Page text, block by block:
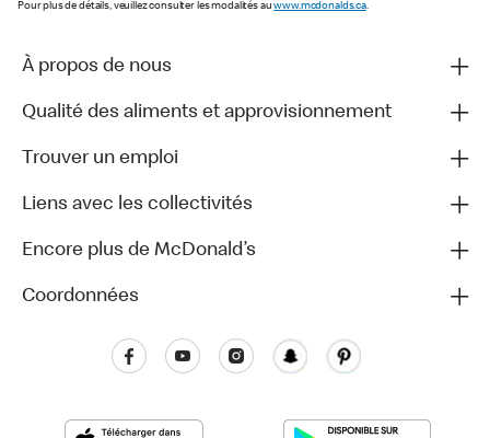
Pour plus de détails, veuillez consulter les modalités auwww.mcdonalds.ca.
À propos de nous
Qualité des aliments et approvisionnement
Trouver un emploi
Liens avec les collectivités
Encore plus de McDonald’s
Coordonnées